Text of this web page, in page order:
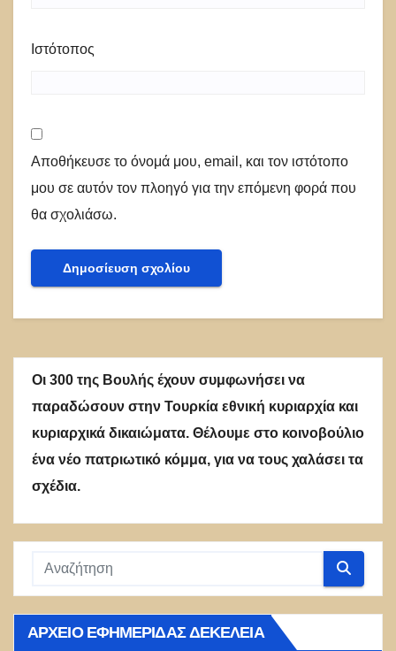
Ιστότοπος
Αποθήκευσε το όνομά μου, email, και τον ιστότοπο
μου σε αυτόν τον πλοηγό για την επόμενη φορά που
θα σχολιάσω.
Οι 300 της Βουλής έχουν συμφωνήσει να
παραδώσουν στην Τουρκία εθνική κυριαρχία και
κυριαρχικά δικαιώματα. Θέλουμε στο κοινοβούλιο
ένα νέο πατριωτικό κόμμα, για να τους χαλάσει τα
σχέδια.
ΑΡΧΕΊΟ ΕΦΗΜΕΡΊΔΑΣ ΔΕΚΈΛΕΙΑ